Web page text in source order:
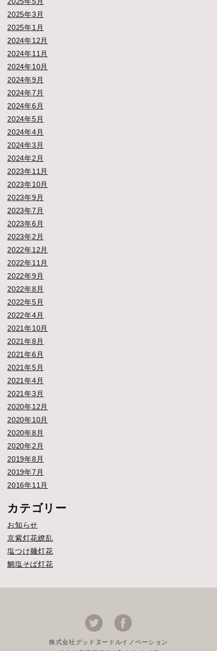
2025年3月
2025年1月
2024年12月
2024年11月
2024年10月
2024年9月
2024年7月
2024年6月
2024年5月
2024年4月
2024年3月
2024年2月
2023年11月
2023年10月
2023年9月
2023年7月
2023年6月
2023年2月
2022年12月
2022年11月
2022年9月
2022年8月
2022年5月
2022年4月
2021年10月
2021年8月
2021年6月
2021年5月
2021年4月
2021年3月
2020年12月
2020年10月
2020年8月
2020年2月
2019年8月
2019年7月
2016年11月
カテゴリー
お知らせ
京紫灯花繚乱
塩つけ麺灯花
鯛塩そば灯花
株式会社グッドヌードルイノベーション